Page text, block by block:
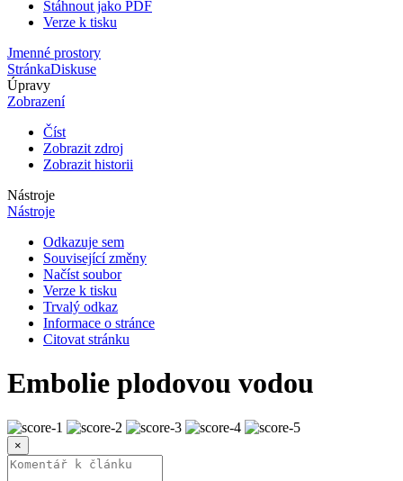
Stáhnout jako PDF
Verze k tisku
Jmenné prostory
StránkaDiskuse
Úpravy
Zobrazení
Číst
Zobrazit zdroj
Zobrazit historii
Nástroje
Nástroje
Odkazuje sem
Související změny
Načíst soubor
Verze k tisku
Trvalý odkaz
Informace o stránce
Citovat stránku
Embolie plodovou vodou
×